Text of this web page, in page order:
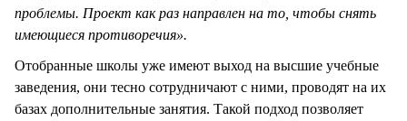
проблемы. Проект как раз направлен на то, чтобы снять
имеющиеся противоречия».
Отобранные школы уже имеют выход на высшие учебные
заведения, они тесно сотрудничают с ними, проводят на их
базах дополнительные занятия. Такой подход позволяет